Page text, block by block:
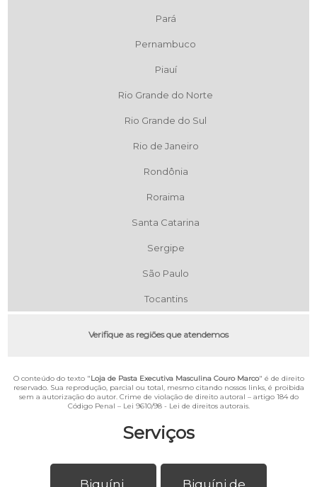
Serviços
Biquíni
Biquíni de
Pará
Pernambuco
Piauí
Rio Grande do Norte
Rio Grande do Sul
Rio de Janeiro
Rondônia
Roraima
Santa Catarina
Sergipe
São Paulo
Tocantins
Verifique as regiões que atendemos
O conteúdo do texto "Loja de Pasta Executiva Masculina Couro Marco" é de direito
reservado. Sua reprodução, parcial ou total, mesmo citando nossos links, é proibida
sem a autorização do autor. Crime de violação de direito autoral – artigo 184 do
Código Penal – Lei 9610/98 - Lei de direitos autorais.